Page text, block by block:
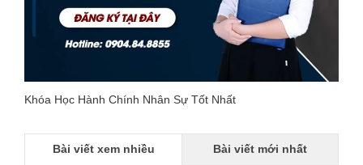
Khóa Học Hành Chính Nhân Sự Tốt Nhất
Bài viết xem nhiều Bài viết mới nhất